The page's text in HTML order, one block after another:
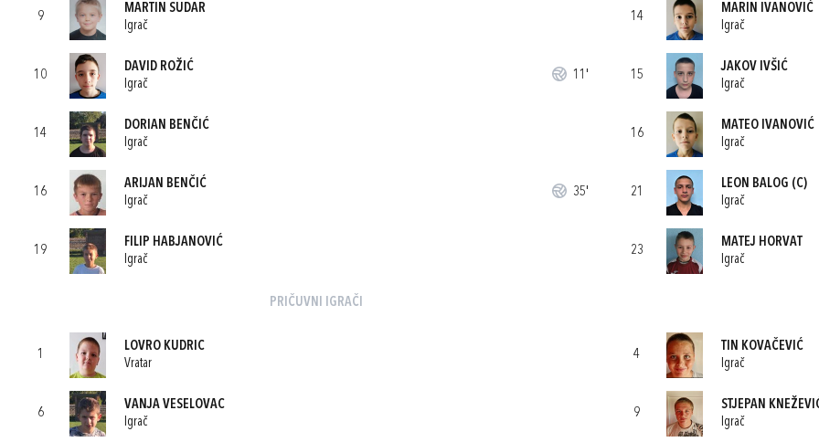
9
MARTIN SUDAR
Igrač
10
DAVID ROŽIĆ
Igrač
11'
14
DORIAN BENČIĆ
Igrač
16
ARIJAN BENČIĆ
Igrač
35'
19
FILIP HABJANOVIĆ
Igrač
PRIČUVNI IGRAČI
1
LOVRO KUDRIC
Vratar
6
VANJA VESELOVAC
Igrač
14
MARIN IVANOVIĆ
Igrač
15
JAKOV IVŠIĆ
Igrač
16
MATEO IVANOVIĆ
Igrač
21
LEON BALOG (C)
Igrač
23
MATEJ HORVAT
Igrač
4
TIN KOVAČEVIĆ
Igrač
9
STJEPAN
Igrač